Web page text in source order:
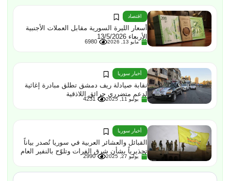
اقتصاد
أسعار الليرة السورية مقابل العملات الأجنبية
الأربعاء 13/5/2026
مايو 13, 2026 6980
أخبار سوريا
نقابة صيادلة ريف دمشق تطلق مبادرة إغاثية
لدعم متضرري حرائق اللاذقية
يوليو 11, 2025 4231
أخبار سوريا
القبائل والعشائر العربية في سوريا تُصدر بياناً
تحذيرياً بشأن شرق الفرات وتلوّح بالنفير العام
يوليو 27, 2025 2990